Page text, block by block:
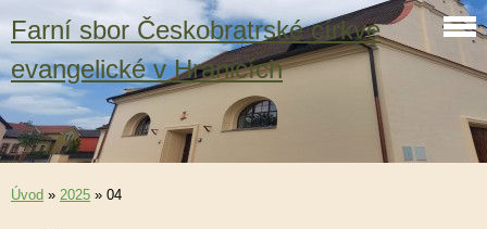
Farní sbor Českobratrské církve
evangelické v Hranicích
Úvod » 2025 » 04